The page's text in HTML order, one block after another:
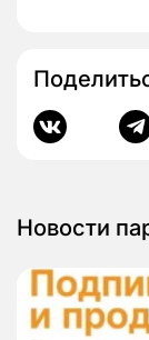
Новости